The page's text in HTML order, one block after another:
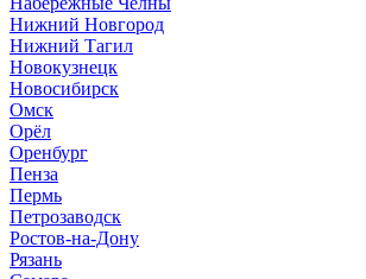
Нижний Новгород
Нижний Тагил
Новокузнецк
Новосибирск
Омск
Орёл
Оренбург
Пенза
Пермь
Петрозаводск
Ростов-на-Дону
Рязань